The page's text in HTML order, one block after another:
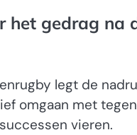
het gedrag na
legt de
omgaan met
vieren.